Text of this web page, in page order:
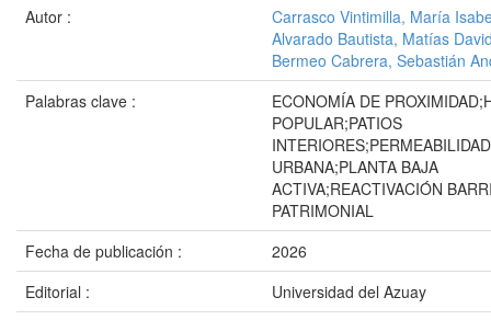
Autor :
Carrasco Vintimilla, María
Alvarado Bautista, Matías
Bermeo Cabrera, Sebastián
Palabras clave :
ECONOMÍA DE
POPULAR;PATIOS
INTERIORES;PERMEABILIDAD
URBANA;PLANTA BAJA
ACTIVA;REACTIVACIÓN
PATRIMONIAL
Fecha de publicación :
2026
Editorial :
Universidad del Azuay